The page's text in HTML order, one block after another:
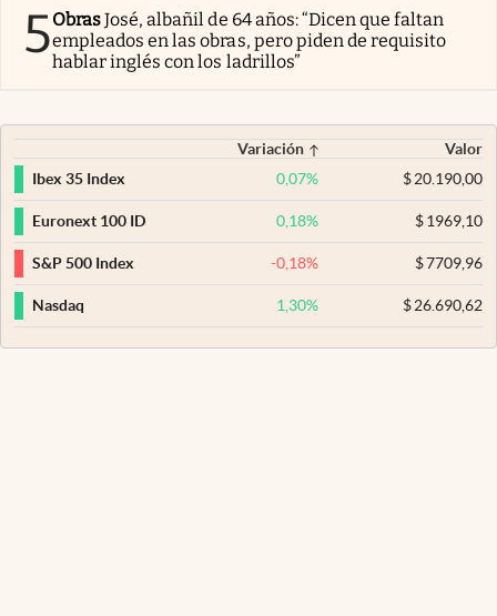
5ObrasJosé, albañil de 64 años: “Dicen que faltan
empleados en las obras, pero piden de requisito
hablar inglés con los ladrillos”
Variación
Valor
Ibex 35 Index
0,07% $20.190,00
Euronext 100 ID 0,18% $1969,10
S&P 500 Index -0,18% $7709,96
Nasdaq 1,30% $26.690,62